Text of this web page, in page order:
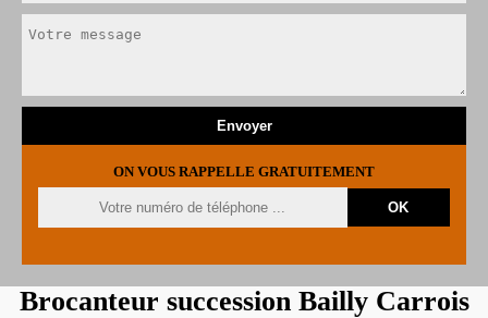
ON VOUS RAPPELLE GRATUITEMENT
Brocanteur succession Bailly Carrois